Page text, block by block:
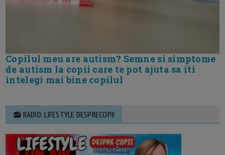
Copilul meu are autism? Semne si simptome
de autism la copii care te pot ajuta sa iti
intelegi mai bine copilul
📻 RADIO: LIFESTYLE DESPRECOPII